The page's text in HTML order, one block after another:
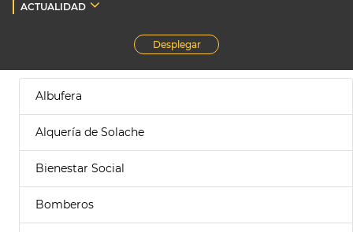
ACTUALIDAD
Desplegar
Albufera
Alquería de Solache
Bienestar Social
Bomberos